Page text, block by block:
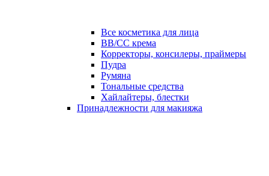
Все косметика для лица
ВВ/СС крема
Корректоры, консилеры, праймеры
Пудра
Румяна
Тональные средства
Хайлайтеры, блестки
Принадлежности для макияжа